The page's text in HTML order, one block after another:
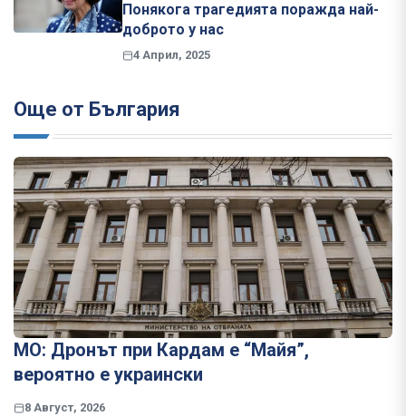
Понякога трагедията поражда най-
доброто у нас
4 Април, 2025
Още от България
МО: Дронът при Кардам е “Майя”,
вероятно е украински
8 Август, 2026